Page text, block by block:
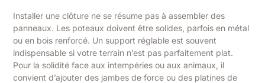
Installer une clôture ne se résume pas à assembler des
panneaux. Les poteaux doivent être solides, parfois en métal
ou en bois renforcé. Un support réglable est souvent
indispensable si votre terrain n’est pas parfaitement plat.
Pour la solidité face aux intempéries ou aux animaux, il
convient d’ajouter des jambes de force ou des platines de